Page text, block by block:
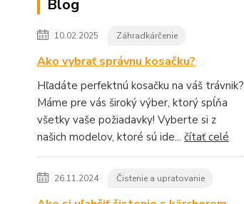
Blog
10.02.2025 Záhradkárčenie
Ako vybrať správnu kosačku?
Hľadáte perfektnú kosačku na váš trávnik?
Máme pre vás široký výber, ktorý spĺňa
všetky vaše požiadavky! Vyberte si z
našich modelov, ktoré sú ide... čítať celé
26.11.2024 Čistenie a upratovanie